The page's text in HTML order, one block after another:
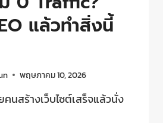
แล้วทำสิ่งนี้
พฤษภาคม 10, 2026
คนสร้างเว็บไซต์เสร็จแล้วนั่ง